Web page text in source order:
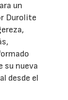
un
Durolite
su nueva
desde el